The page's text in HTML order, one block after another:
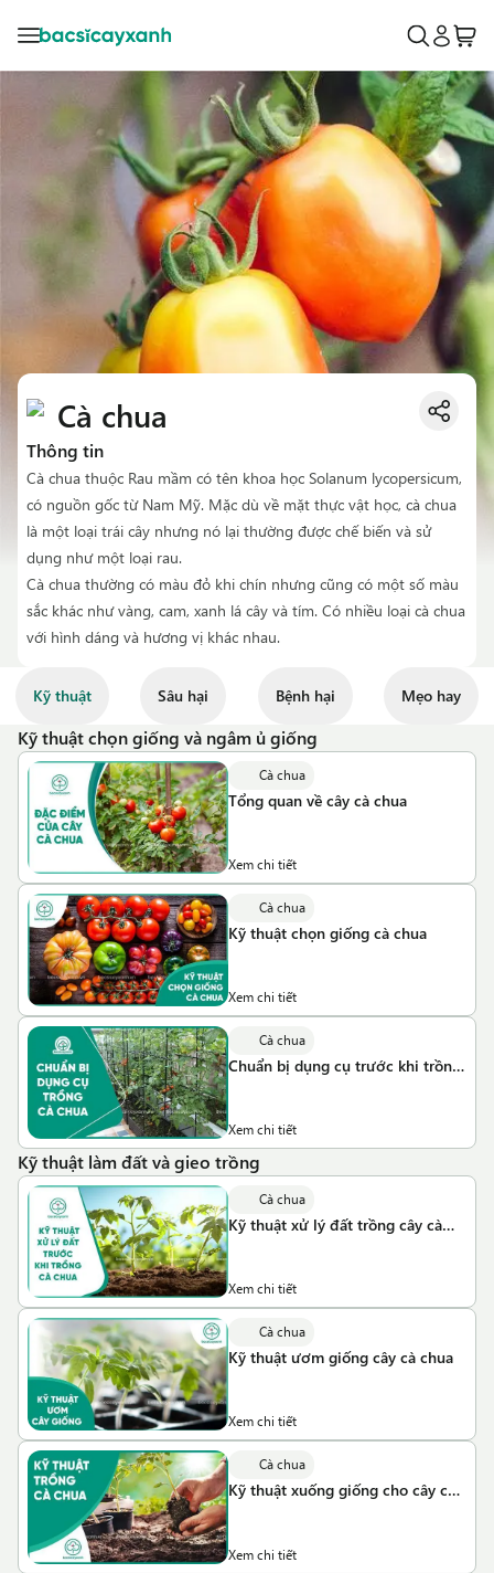
Cà chua
Thông tin
Cà chua thuộc Rau mầm có tên khoa học Solanum lycopersicum,
có nguồn gốc từ Nam Mỹ. Mặc dù về mặt thực vật học, cà chua
là một loại trái cây nhưng nó lại thường được chế biến và sử
dụng như một loại rau.
Cà chua thường có màu đỏ khi chín nhưng cũng có một số màu
sắc khác như vàng, cam, xanh lá cây và tím. Có nhiều loại cà chua
với hình dáng và hương vị khác nhau.
Kỹ thuật Sâu hại Bệnh hại Mẹo hay
Kỹ thuật chọn giống và ngâm ủ giống
Cà chua
Tổng quan về cây cà chua
Xem chi tiết
Cà chua
Kỹ thuật chọn giống cà chua
Xem chi tiết
Cà chua
Chuẩn bị dụng cụ trước khi trồng
Xem chi tiết
Kỹ thuật làm đất và gieo trồng
Cà chua
Kỹ thuật xử lý đất trồng cây cà
Xem chi tiết
Cà chua
Kỹ thuật ươm giống cây cà chua
Xem chi tiết
Cà chua
Kỹ thuật xuống giống cho cây cà
Xem chi tiết